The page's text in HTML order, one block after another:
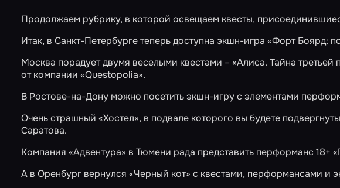
Продолжаем рубрику, в которой освещаем квесты,
Итак, в Санкт-Петербурге теперь доступна экшн-игра «Форт Боярд:
Москва порадует двумя веселыми квестами – «Алиса. Тайна третьей
от компании «Questopolia».
В Ростове-на-Дону можно посетить экшн-игру с элементами
Очень страшный «Хостел», в подвале которого вы будете
Саратова.
Компания «Адвентура» в Тюмени рада представить перформанс 18+
А в Оренбург вернулся «Черный кот» с квестами, перформансами и